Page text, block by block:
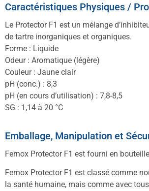
Caractéristiques Physiques /
Le Protector F1 est un mélange
de tartre inorganiques et organiques.
Forme : Liquide
Odeur : Aromatique (légère)
Couleur : Jaune clair
pH (conc.) : 8,3
pH (en cours d’utilisation) : 7,8-8,5
SG : 1,14 à 20 °C
Emballage, Manipulation et
Fernox Protector F1 est fourni en
Fernox Protector F1 est classé comme
la santé humaine, mais comme avec